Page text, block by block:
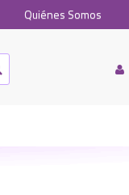
Quiénes Somos